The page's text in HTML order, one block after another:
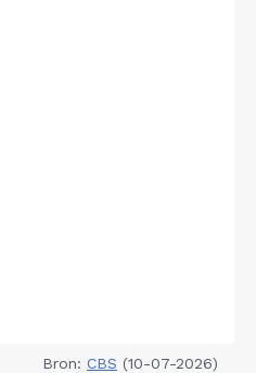
Bron: CBS (10-07-2026)